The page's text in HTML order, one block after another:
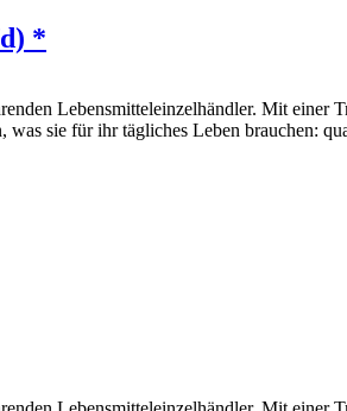
*
Lebensmitteleinzelhändler. Mit
sie für ihr tägliches Leben brauchen: